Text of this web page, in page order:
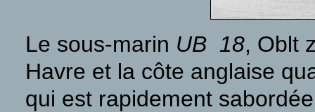
Le sous-marin UB 18, Oblt
Havre et la côte anglaise
qui est rapidement